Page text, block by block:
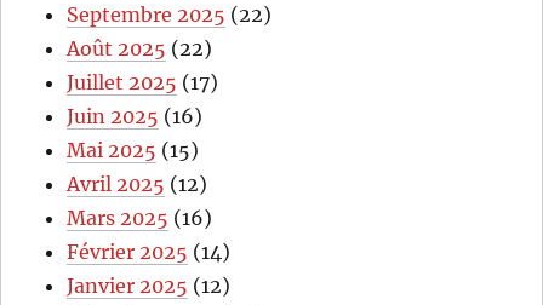
Septembre 2025 (22)
Août 2025 (22)
Juillet 2025 (17)
Juin 2025 (16)
Mai 2025 (15)
Avril 2025 (12)
Mars 2025 (16)
Février 2025 (14)
Janvier 2025 (12)